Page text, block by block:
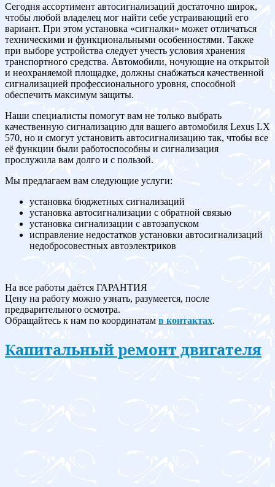
Сегодня ассортимент автосигнализаций достаточно широк,
чтобы любой владелец мог найти себе устраивающий его
вариант. При этом установка «сигналки» может отличаться
техническими и функциональными особенностями. Также
при выборе устройства следует учесть условия хранения
транспортного средства. Автомобили, ночующие на открытой
и неохраняемой площадке, должны снабжаться качественной
сигнализацией профессионального уровня, способной
обеспечить максимум защиты.
Наши специалисты помогут вам не только выбрать
качественную сигнализацию для вашего автомобиля Lexus LX
570, но и смогут установить автосигнализацию так, чтобы все
её функции были работоспособны и сигнализация
прослужила вам долго и с пользой.
Мы предлагаем вам следующие услуги:
установка бюджетных сигнализаций
установка автосигнализации с обратной связью
установка сигнализации с автозапуском
исправление недостатков установки автосигнализаций
недобросовестных автоэлектриков
На все работы даётся ГАРАНТИЯ
Цену на работу можно узнать, разумеется, после
предварительного осмотра.
Обращайтесь к нам по координатам в контактах.
Капитальный ремонт двигателя